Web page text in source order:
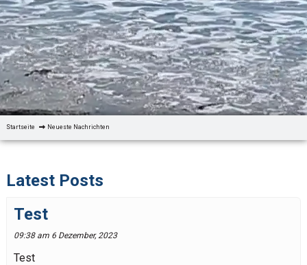
Startseite Neueste Nachrichten
Latest Posts
Test
09:38 am 6 Dezember, 2023
Test